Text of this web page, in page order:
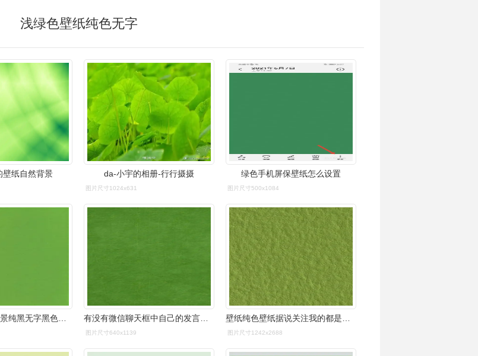
浅绿色壁纸纯色无字
壁纸自然背景 da-小宇的相册-行行摄摄
图片尺寸1024x631
绿色手机屏保壁纸怎么设置
图片尺寸500x1084
绿色纸质纹理背景纯黑无字黑色背景淡蓝色背景图片纯色黑色质感背景冰 有没有微信聊天框中自己的发言框的那种绿色的壁纸?
图片尺寸640x1139 图片尺寸1242x2688